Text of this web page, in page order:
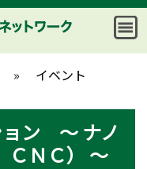
» イベント
ョン ～ ナノ
ＣＮＣ） ～